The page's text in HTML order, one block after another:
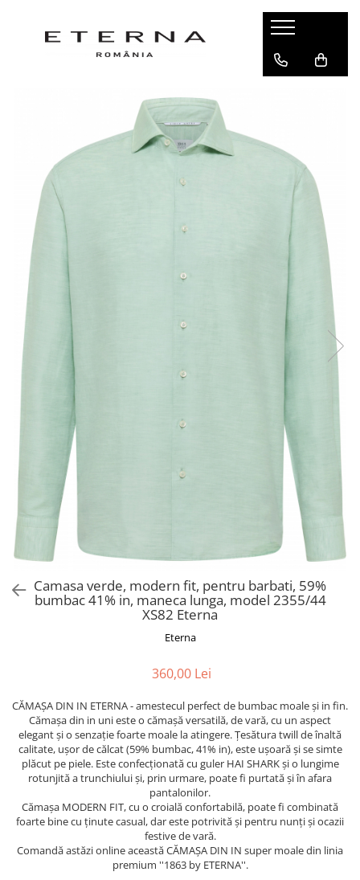
Camasa verde, modern fit, pentru barbati, 59%
bumbac 41% in, maneca lunga, model 2355/44
XS82 Eterna
Eterna
360,00 Lei
CĂMAȘA DIN IN ETERNA - amestecul perfect de bumbac moale și in fin.
Cămașa din in uni este o cămașă versatilă, de vară, cu un aspect
elegant și o senzație foarte moale la atingere. Țesătura twill de înaltă
calitate, ușor de călcat (59% bumbac, 41% in), este ușoară și se simte
plăcut pe piele. Este confecționată cu guler HAI SHARK și o lungime
rotunjită a trunchiului și, prin urmare, poate fi purtată și în afara
pantalonilor.
Cămașa MODERN FIT, cu o croială confortabilă, poate fi combinată
foarte bine cu ținute casual, dar este potrivită și pentru nunți și ocazii
festive de vară.
Comandă astăzi online această CĂMAȘA DIN IN super moale din linia
premium ''1863 by ETERNA''.